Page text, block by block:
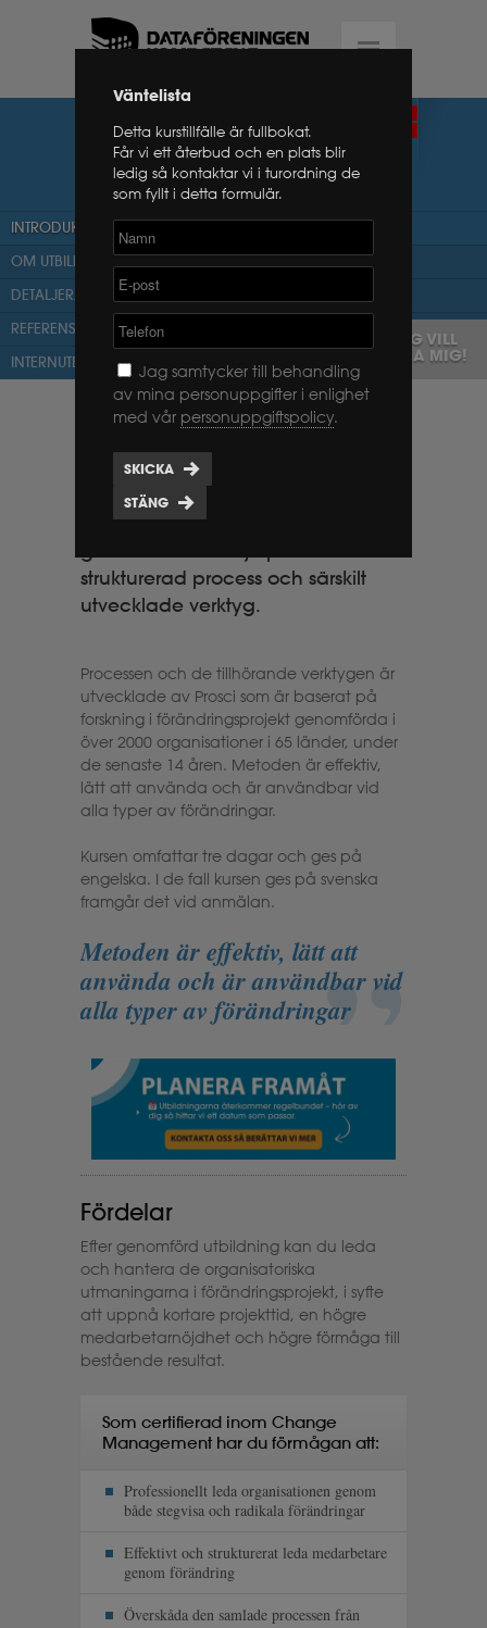
PROSCI CHANGE
MANAGEMENT
CERTIFICATION
INTRODUKTION
OM UTBILDNINGEN
DETALJERAT PROGRAM
REFERENSER
INTERNUTBILDNING
JAG VILL
BOKA MIG!
Kursen omfattar tre intensiva dagar
och framgångsrikt genomföra den
organisatoriska sidan av
förändringar. Utbildningen
strukturerad process och särskilt
utvecklade verktyg.
Processen och de tillhörande verktygen är
utvecklade av Prosci som är baserat på
forskning i förändringsprojekt genomförda i
över 2000 organisationer i 65 länder, under
de senaste 14 åren. Metoden är effektiv,
lätt att använda och är användbar vid
alla typer av förändringar.
Kursen omfattar tre dagar och ges på
engelska. I de fall kursen ges på svenska
framgår det vid anmälan.
Metoden är effektiv, lätt att
använda och är användbar vid
alla typer av förändringar
Fördelar
Efter genomförd utbildning kan du leda
och hantera de organisatoriska
utmaningarna i förändringsprojekt, i syfte
att uppnå kortare projekttid, en högre
medarbetarnöjdhet och högre förmåga till
bestående resultat.
Som certifierad inom Change
Management har du förmågan att:
Professionellt leda organisationen genom
både stegvisa och radikala förändringar
Effektivt och strukturerat leda medarbetare
genom förändring
Överskåda den samlade processen från
Väntelista
Detta kurstillfälle är fullbokat.
Får vi ett återbud och en plats blir
ledig så kontaktar vi i turordning de
som fyllt i detta formulär.
Jag samtycker till behandling
av mina personuppgifter i enlighet
med vår personuppgiftspolicy.
SKICKA
STÄNG